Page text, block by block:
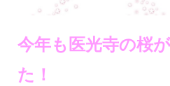
今年も医光寺の桜
た！